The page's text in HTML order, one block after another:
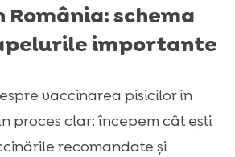
schema
importante
vaccinarea pisicilor în
proces clar: începem cât ești
recomandate și